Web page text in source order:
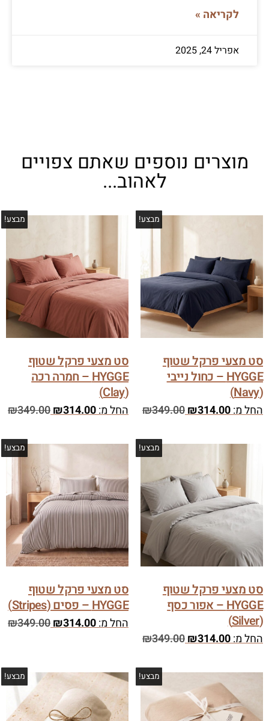
לקריאה »
אפריל 24, 2025
מוצרים נוספים שאתם צפויים
לאהוב...
מבצע!
סט מצעי פרקל שטוף
HYGGE – כחול נייבי
(Navy)
החל מ: ₪314.00
₪349.00
מבצע!
סט מצעי פרקל שטוף
HYGGE – חמרה רכה
(Clay)
החל מ: ₪314.00
₪349.00
מבצע!
סט מצעי פרקל שטוף
HYGGE – אפור כסף
(Silver)
החל מ: ₪314.00
₪349.00
מבצע!
סט מצעי פרקל שטוף
HYGGE – פסים (Stripes)
החל מ: ₪314.00
₪349.00
מבצע! מבצע!